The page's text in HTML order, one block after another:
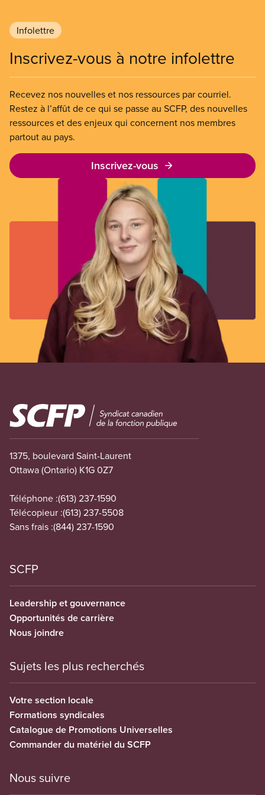
Infolettre
Inscrivez-vous à notre infolettre
Recevez nos nouvelles et nos ressources par courriel.
Restez à l’affût de ce qui se passe au SCFP, des nouvelles
ressources et des enjeux qui concernent nos membres
partout au pays.
Inscrivez-vous
Image
1375, boulevard Saint-Laurent
Ottawa (Ontario) K1G 0Z7
Téléphone :(613) 237-1590
Télécopieur :(613) 237-5508
Sans frais :(844) 237-1590
SCFP
Leadership et gouvernance
Opportunités de carrière
Nous joindre
Sujets les plus recherchés
Votre section locale
Formations syndicales
Catalogue de Promotions Universelles
Commander du matériel du SCFP
Nous suivre